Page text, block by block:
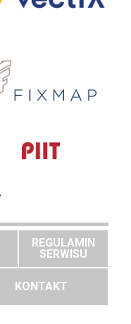
REGULAMIN
SERWISU
KONTAKT